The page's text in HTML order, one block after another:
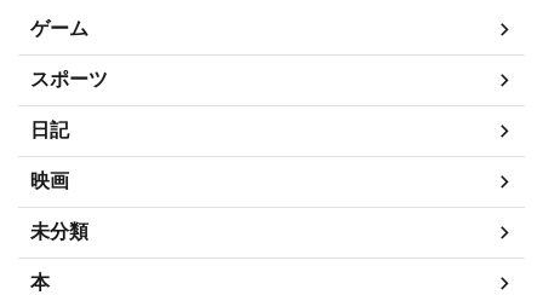
ゲーム
スポーツ
日記
映画
未分類
本